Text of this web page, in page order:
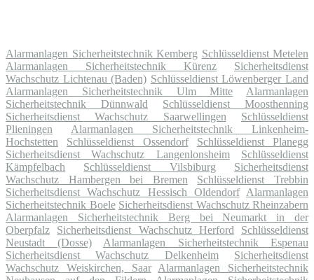
Alarmanlagen Sicherheitstechnik Kemberg Schlüsseldienst Metelen
Alarmanlagen Sicherheitstechnik Kürenz
Sicherheitsdienst
Wachschutz Lichtenau (Baden) Schlüsseldienst Löwenberger Land
Alarmanlagen Sicherheitstechnik Ulm Mitte
Alarmanlagen
Sicherheitstechnik Dünnwald
Schlüsseldienst Moosthenning
Sicherheitsdienst Wachschutz Saarwellingen
Schlüsseldienst
Plieningen
Alarmanlagen Sicherheitstechnik Linkenheim-
Hochstetten
Schlüsseldienst Ossendorf
Schlüsseldienst Planegg
Sicherheitsdienst Wachschutz Langenlonsheim
Schlüsseldienst
Kämpfelbach
Schlüsseldienst Vilsbiburg
Sicherheitsdienst
Wachschutz Hambergen bei Bremen
Schlüsseldienst Trebbin
Sicherheitsdienst Wachschutz Hessisch Oldendorf
Alarmanlagen
Sicherheitstechnik Boele Sicherheitsdienst Wachschutz Rheinzabern
Alarmanlagen Sicherheitstechnik Berg bei Neumarkt in der
Oberpfalz
Sicherheitsdienst Wachschutz Herford
Schlüsseldienst
Neustadt (Dosse)
Alarmanlagen Sicherheitstechnik Espenau
Sicherheitsdienst Wachschutz Delkenheim
Sicherheitsdienst
Wachschutz Weiskirchen, Saar
Alarmanlagen Sicherheitstechnik